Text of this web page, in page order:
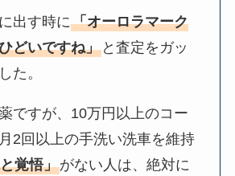
出す時に「オーロラマーク
どいですね」と査定をガッ
た。
ですが、10万円以上のコー
2回以上の手洗い洗車を維持
覚悟」がない人は、絶対に